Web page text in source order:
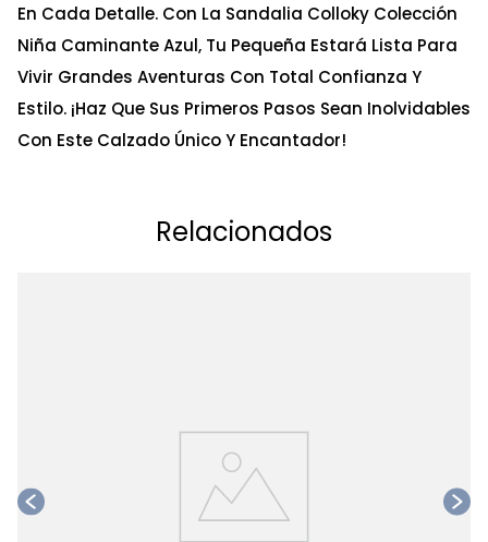
En Cada Detalle. Con La Sandalia Colloky Colección
Niña Caminante Azul, Tu Pequeña Estará Lista Para
Vivir Grandes Aventuras Con Total Confianza Y
Estilo. ¡Haz Que Sus Primeros Pasos Sean Inolvidables
Con Este Calzado Único Y Encantador!
Relacionados